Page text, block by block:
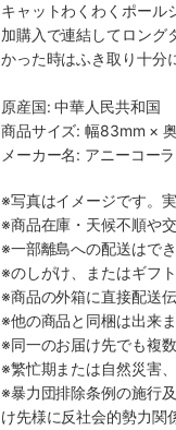
キャットわくわくポール
加購入で連結してロング
かった時はふき取り十分
原産国: 中華人民共和国
商品サイズ: 幅83mm ×
メーカー名: アニーコー
※写真はイメージです。
※商品在庫・天候不順や
※一部離島への配送はでき
※のしがけ、またはギフ
※商品の外箱に直接配送
※他の商品と同梱は出来
※同一のお届け先でも複
※繁忙期または自然災害
※暴力団排除条例の施行
け先様に反社会的勢力関